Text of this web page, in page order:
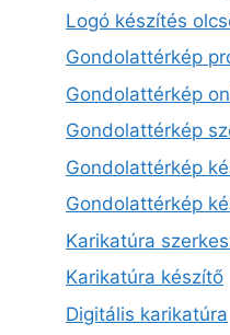
Logó készítés
Gondolattérkép
Gondolattérkép
Gondolattérkép
Gondolattérkép
Gondolattérkép
Karikatúra
Karikatúra készítő
Digitális karikatúra